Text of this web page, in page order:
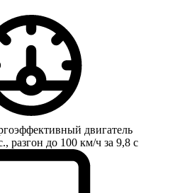
двигатель
разгон до 100 км/ч за 9,8 с